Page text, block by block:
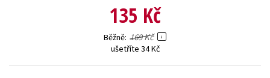
135 Kč
Běžně 169 Kč
ušetříte 34 Kč